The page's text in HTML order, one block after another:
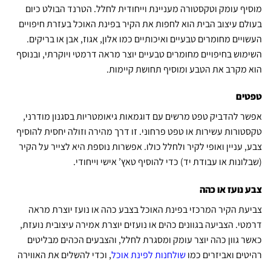
מוסיף עומק וטקסטורה מעניינת וייחודית לחלל. הטרנד הבולט כיום
בעולם עיצוב הבית הוא לחפות את הקיר בפינת האוכל בעזרת חיפויים
העשויים מחומרים טבעיים ואיכותיים כמו אלון, אגוז, אבן או בריקים.
השימוש בחיפויים מחומרים טבעיים יוצר מראה דרמטי ויוקרתי, ובנוסף
הוא מקרב את הטבע ומוסיף תחושת קיימות.
טפטים
אפשר להדביק טפט מרשים עם דוגמאות גיאומטריות בסגנון מודרני,
טקסטורות עשירות או טפט פרחוני. זו דרך מהירה וזולה יחסית להוסיף
צבע, עניין ואופי לקיר ולחלל כולו. אפשרות נוספת היא לצייר על הקיר
(שבלונות או עבודת יד) כדי להוסיף טאץ’ אישי וייחודי.
צבע נועז או כהה
צביעת הקיר המרכזי בפינת האוכל בצבע כהה או נועז יוצרת מראה
דרמטי. הצביעה בגוונים כהים או נועזים יוצרת אמירה עיצובית נועזת,
כאשר גוון כהה יוצר עומק ומסגרת לחלל, והצבעים הכהים מבליטים
רהיטים ואביזרים כמושולחנות לפינת אוכל, וכדי להשלים את האווירה